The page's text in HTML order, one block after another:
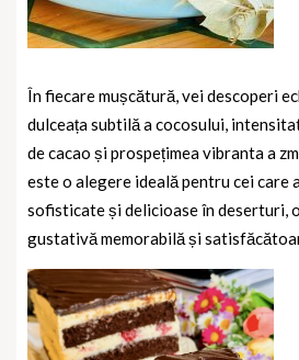
În fiecare mușcătură, vei descoperi
dulceața subtilă a cocosului,
de cacao și prospețimea vibranta a
este o alegere ideală pentru cei care
sofisticate și delicioase în deserturi,
gustativă memorabilă și